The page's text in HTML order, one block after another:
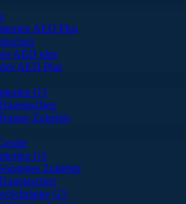
AED Plus
AED plus
AED Plus
G3
Zubehör
G5
Zubehör
Schränke G5